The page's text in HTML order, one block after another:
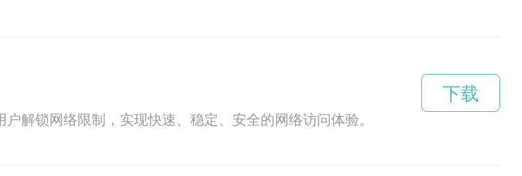
解锁网络限制，实现快速、稳定、安全的网络访问体验。
下载